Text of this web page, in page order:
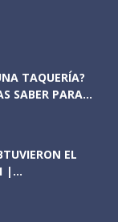
TAQUERÍA?
SABER PARA...
EL
|...